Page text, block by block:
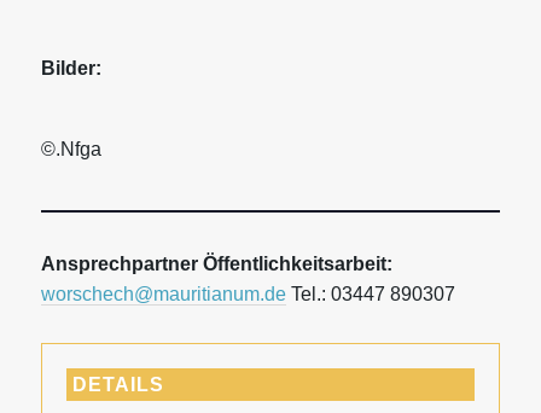
Bilder:
©.Nfga
Ansprechpartner Öffentlichkeitsarbeit:
worschech@mauritianum.deTel.: 03447 890307
DETAILS